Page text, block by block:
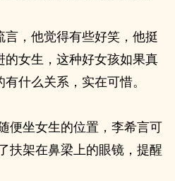
，他觉得有些好笑，他挺
女生，这种好女孩如果真
什么关系，实在可惜。
便坐女生的位置，李希言可
扶架在鼻梁上的眼镜，提醒